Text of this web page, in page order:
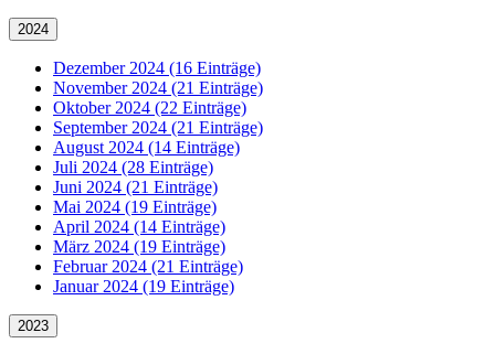
2024
Dezember 2024 (16 Einträge)
November 2024 (21 Einträge)
Oktober 2024 (22 Einträge)
September 2024 (21 Einträge)
August 2024 (14 Einträge)
Juli 2024 (28 Einträge)
Juni 2024 (21 Einträge)
Mai 2024 (19 Einträge)
April 2024 (14 Einträge)
März 2024 (19 Einträge)
Februar 2024 (21 Einträge)
Januar 2024 (19 Einträge)
2023